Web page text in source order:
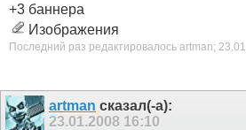
+3 баннера
Изображения
Последний раз редактировалось artman;
artman сказал(-а):
23.01.2008 16:10